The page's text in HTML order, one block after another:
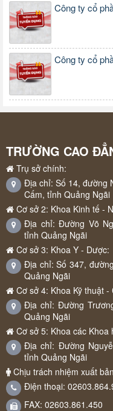
Công ty cổ
Công ty cổ
TRƯỜNG CAO
Trụ sở chính:
Địa chỉ: Số 14, đường
Cấm, tỉnh Quảng Ngãi
Cơ sở 2: Khoa Kinh tế -
Địa chỉ: Đường Võ
tỉnh Quảng Ngãi
Cơ sở 3: Khoa Y - Dược:
Địa chỉ: Số 347,
Quảng Ngãi
Cơ sở 4: Khoa Kỹ thuật
Địa chỉ: Đường
Quảng Ngãi
Cơ sở 5: Khoa các Khoa
Địa chỉ: Đường
tỉnh Quảng Ngãi
Chịu trách nhiệm xuất
Điện thoại:
FAX: 02603.861.450